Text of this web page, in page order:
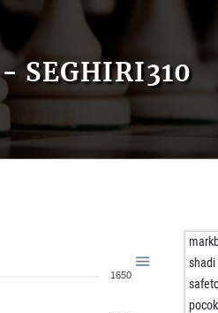
SEGHIRI310
1650
shadi